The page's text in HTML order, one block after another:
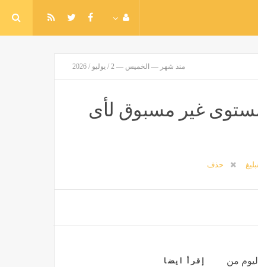
منذ شهر — الخميس — 2 / يوليو / 2026
غير مسبوق لأى
حذف
إقرأ ايضا
من